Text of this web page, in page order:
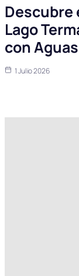
Descubre
Lago
con Aguas
1 Julio 2026